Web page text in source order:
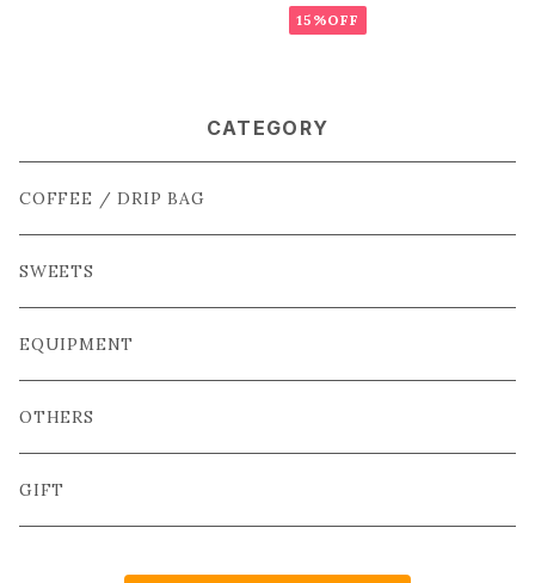
15%OFF
CATEGORY
COFFEE / DRIP BAG
SWEETS
EQUIPMENT
OTHERS
GIFT